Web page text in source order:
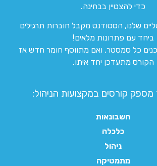
כדי להצטיין בבחינה.
שלנו, הסטודנט מקבל חוברות תרגילים
ביחד עם פתרונות מלאים!
כל סמסטר, ואם מתווסף חומר חדש אז
הקורס מתעדכן יחד איתו.
קורסים במקצועות הניהול:
חשבונאות
כלכלה
ניהול
מתמטיקה